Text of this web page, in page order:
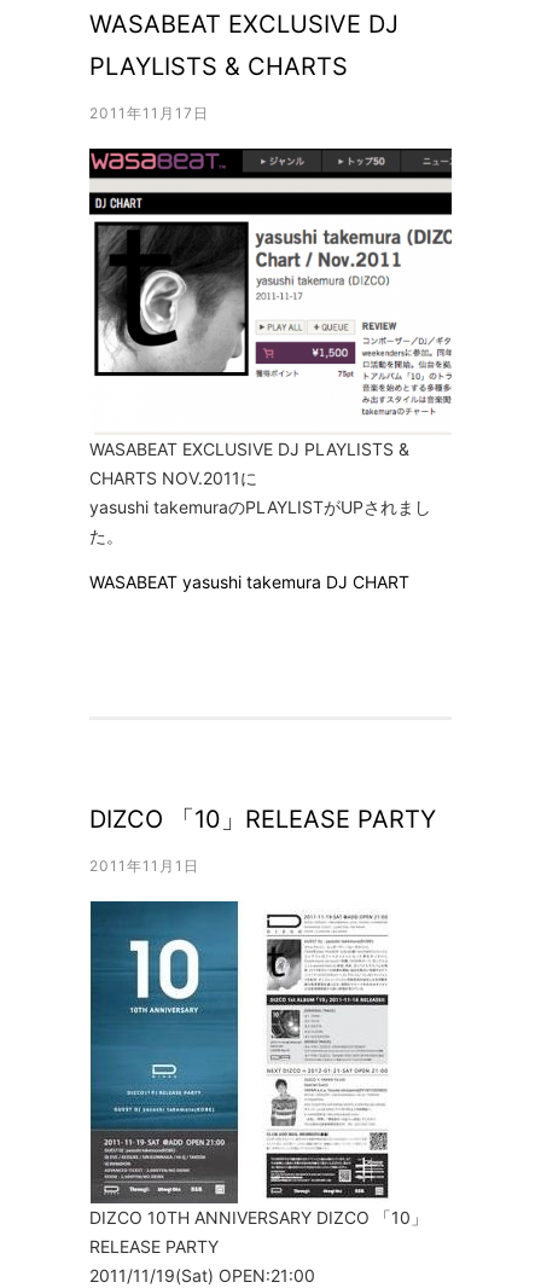
WASABEAT EXCLUSIVE DJ
PLAYLISTS & CHARTS
2011年11月17日
WASABEAT EXCLUSIVE DJ PLAYLISTS &
CHARTS NOV.2011に
yasushi takemuraのPLAYLISTがUPされまし
た。
WASABEAT yasushi takemura DJ CHART
DIZCO 「10」RELEASE PARTY
2011年11月1日
DIZCO 10TH ANNIVERSARY DIZCO 「10」
RELEASE PARTY
2011/11/19(Sat) OPEN:21:00